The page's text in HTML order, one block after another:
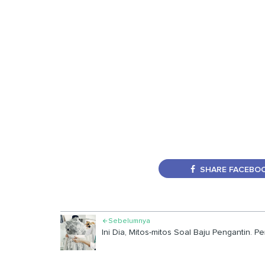
SHARE
Sebelumnya
Ini Dia, Mitos-mitos Soal Baju Pengantin.